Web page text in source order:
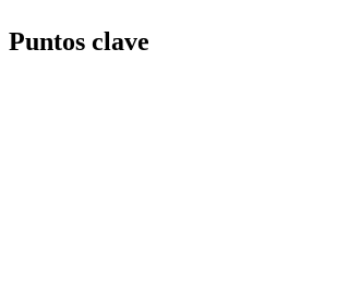
Puntos clave